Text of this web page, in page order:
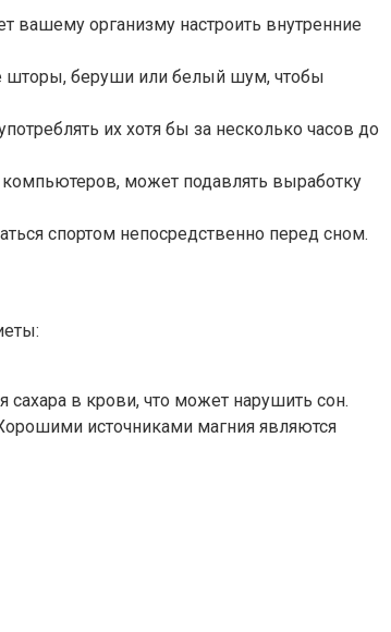
организму настроить внутренние
шторы, беруши или белый шум, чтобы
их хотя бы за несколько часов до
может подавлять выработку
спортом непосредственно перед сном.
сахара в крови, что может нарушить сон.
источниками магния являются